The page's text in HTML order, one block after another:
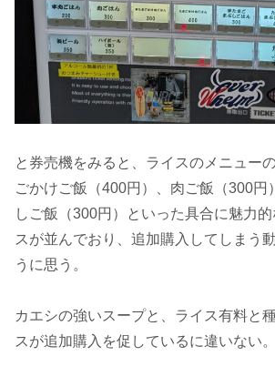
と券売機をみると、ライスのメニュー
ごかけご飯（400円）、肉ご飯（300円
しご飯（300円）といった具合に魅力
スが並んでおり、追加購入してしまう
うに思う。
カエシの強いスープと、ライス有料と
スが追加購入を促しているに違いない。